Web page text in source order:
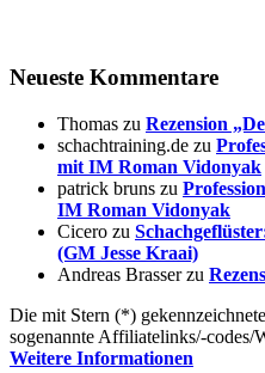
Neueste Kommentare
Thomas zu Rezension
schachtraining.de zu
mit IM Roman Vidonyak
patrick bruns zu
IM Roman Vidonyak
Cicero zu
(GM Jesse Kraai)
Andreas Brasserzu
Die mit Stern (*)
sogenannte Affiliatelinks/-codes/
Weitere Informationen